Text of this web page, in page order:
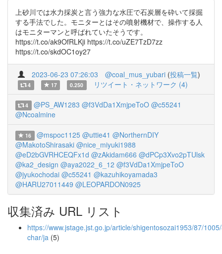
上砂川では水力採炭と言う強力な水圧で石炭層を砕いて採掘
する手法でした。モニターとはその噴射機材で、操作する人
はモニターマンと呼ばれていたそうです。
https://t.co/ak9OfRLKji https://t.co/uZE7TzD7zz
https://t.co/skdOC1oy27
2023-06-23 07:26:03 @coal_mus_yubari (投稿一覧)
4 17 0.250 リツイート・ネットワーク (4)
4 @PS_AW1283 @f3VdDa1XmjpeToO @c55241
@Ncoalmine
16 @mspoc1125 @uttie41 @NorthernDIY
@MakotoShirasaki @nice_miyuki1988
@eD2bGVRHCEQFx1d @zAkidam666 @dPCp3Xvo2pTUlsk
@ka2_design @aya2022_6_12 @f3VdDa1XmjpeToO
@jyukochodai @c55241 @kazuhikoyamada3
@HARU27011449 @LEOPARDON0925
収集済み URL リスト
https://www.jstage.jst.go.jp/article/shigentosozai1953/87/
char/ja (5)